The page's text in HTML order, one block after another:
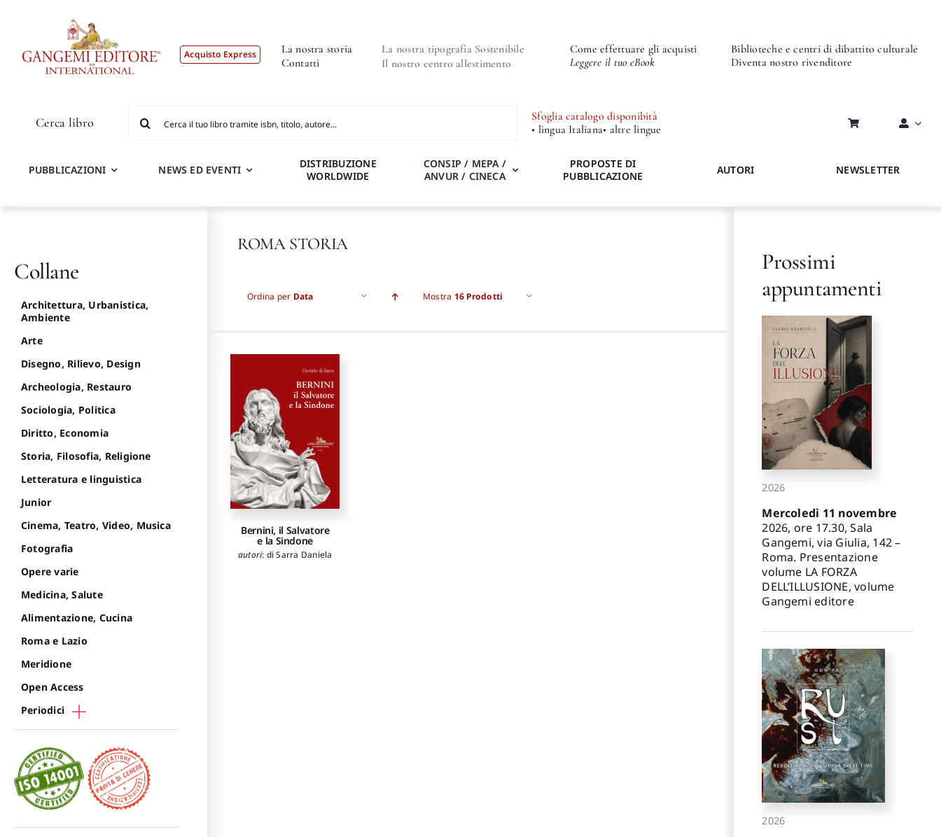
Acquisto Express
La nostra storia
Contatti
La nostra tipografia Sostenibile
Il nostro centro allestimento
Come effettuare gli acquisti
Leggere il tuo eBook
Biblioteche e centri di dibattito culturale
Diventa nostro rivenditore
Cerca libro
per:
Sfoglia catalogo disponibità
• lingua Italiana• altre lingue
PUBBLICAZIONI NEWS ED EVENTI
DISTRIBUZIONE
WORLDWIDE
CONSIP / MEPA /
ANVUR / CINECA
PROPOSTE DI
PUBBLICAZIONE
AUTORI NEWSLETTER
ROMA STORIA
Ordina per Data Mostra 16 Prodotti
Bernini, il Salvatore
e la Sindone
autori: di Sarra Daniela
Collane
Architettura, Urbanistica,
Ambiente
Arte
Disegno, Rilievo, Design
Archeologia, Restauro
Sociologia, Politica
Diritto, Economia
Storia, Filosofia, Religione
Letteratura e linguistica
Junior
Cinema, Teatro, Video, Musica
Fotografia
Opere varie
Medicina, Salute
Alimentazione, Cucina
Roma e Lazio
Meridione
Open Access
Periodici
Prossimi
appuntamenti
2026
Mercoledì 11 novembre
2026, ore 17.30, Sala
Gangemi, via Giulia, 142 –
Roma. Presentazione
volume LA FORZA
DELL’ILLUSIONE, volume
Gangemi editore
2026